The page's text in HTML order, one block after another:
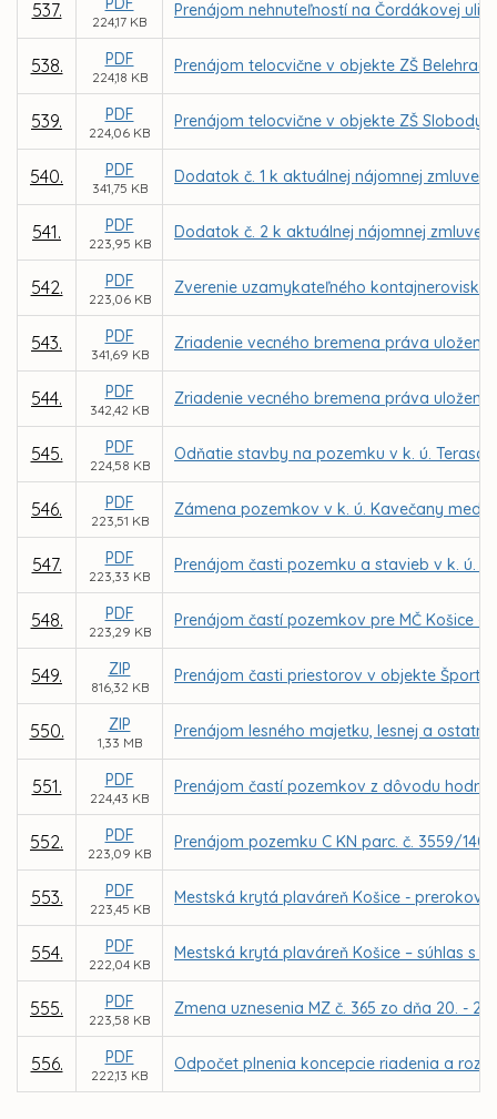
537.
224,17 KB
Prenájom nehnuteľností na Čordákovej
538. PDF
224,18 KB
Prenájom telocvične v objekte ZŠ
539. PDF
224,06 KB
Prenájom telocvične v objekte ZŠ Slobody
540. PDF
341,75 KB
Dodatok č. 1 k aktuálnej nájomnej zmluve
541. PDF
223,95 KB
Dodatok č. 2 k aktuálnej nájomnej zmluve
542. PDF
223,06 KB
Zverenie uzamykateľného kontajneroviska
543. PDF
341,69 KB
Zriadenie vecného bremena práva
544. PDF
342,42 KB
Zriadenie vecného bremena práva
545. PDF
224,58 KB
Odňatie stavby na pozemku v k. ú. Terasa
546. PDF
223,51 KB
Zámena pozemkov v k. ú. Kavečany
547. PDF
223,33 KB
Prenájom časti pozemku a stavieb v k. ú.
548. PDF
223,29 KB
Prenájom častí pozemkov pre MČ Košice
549. ZIP
816,32 KB
Prenájom časti priestorov v objekte
550. ZIP
1,33 MB
Prenájom lesného majetku, lesnej a
551. PDF
224,43 KB
Prenájom častí pozemkov z dôvodu
552. PDF
223,09 KB
Prenájom pozemku C KN parc. č. 3559/
553. PDF
223,45 KB
Mestská krytá plaváreň Košice -
554. PDF
222,04 KB
Mestská krytá plaváreň Košice – súhlas s
555. PDF
223,58 KB
Zmena uznesenia MZ č. 365 zo dňa 20. -
556. PDF
222,13 KB
Odpočet plnenia koncepcie riadenia a